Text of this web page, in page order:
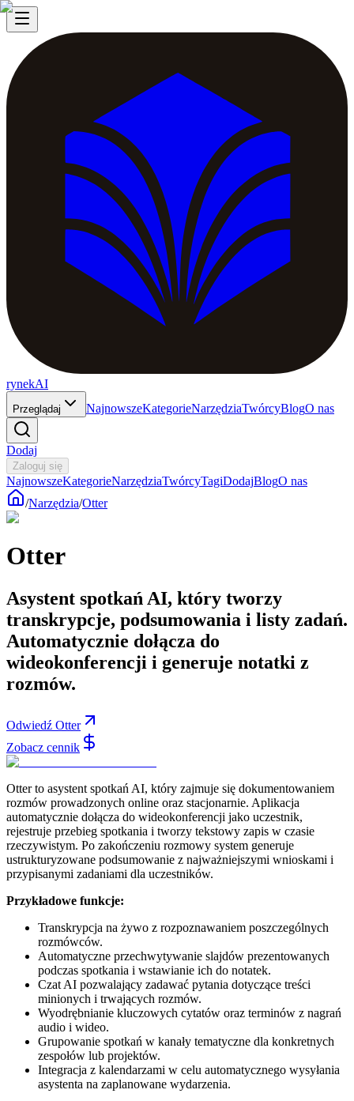
rynekAI
Przeglądaj NajnowszeKategorieNarzędziaTwórcyBlogO nas
Dodaj
Zaloguj się
NajnowszeKategorieNarzędziaTwórcyTagiDodajBlogO nas
/Narzędzia/Otter
Otter
Asystent spotkań AI, który tworzy
transkrypcje, podsumowania i listy zadań.
Automatycznie dołącza do
wideokonferencji i generuje notatki z
rozmów.
Odwiedź Otter
Zobacz cennik
Otter to asystent spotkań AI, który zajmuje się dokumentowaniem
rozmów prowadzonych online oraz stacjonarnie. Aplikacja
automatycznie dołącza do wideokonferencji jako uczestnik,
rejestruje przebieg spotkania i tworzy tekstowy zapis w czasie
rzeczywistym. Po zakończeniu rozmowy system generuje
ustrukturyzowane podsumowanie z najważniejszymi wnioskami i
przypisanymi zadaniami dla uczestników.
Przykładowe funkcje:
Transkrypcja na żywo z rozpoznawaniem poszczególnych
rozmówców.
Automatyczne przechwytywanie slajdów prezentowanych
podczas spotkania i wstawianie ich do notatek.
Czat AI pozwalający zadawać pytania dotyczące treści
minionych i trwających rozmów.
Wyodrębnianie kluczowych cytatów oraz terminów z nagrań
audio i wideo.
Grupowanie spotkań w kanały tematyczne dla konkretnych
zespołów lub projektów.
Integracja z kalendarzami w celu automatycznego wysyłania
asystenta na zaplanowane wydarzenia.